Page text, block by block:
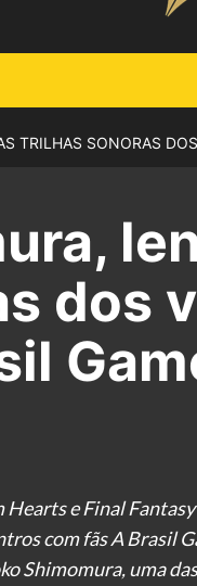
TRILHAS SONORAS
dos
e Final
com fãs A Brasil
Shimomura, uma